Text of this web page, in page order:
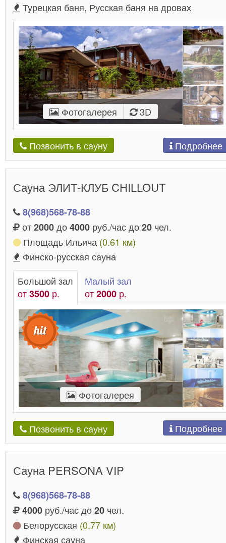
Турецкая баня, Русская баня на дровах
Фотогалерея 3D
Позвонить в сауну Подробнее
Сауна ЭЛИТ-КЛУБ CHILLOUT
8(968)568-78-88
от2000до4000 руб./час до20 чел.
Площадь Ильича (0.61 км)
Финско-русская сауна
Большой зал
от3500 р.
Малый зал
от2000 р.
Фотогалерея
Позвонить в сауну Подробнее
Сауна PERSONA VIP
8(968)568-78-88
4000 руб./час до20 чел.
Белорусская (0.77 км)
Финская сауна